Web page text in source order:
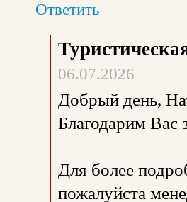
Ответить
06.07.2026
Добрый день,
Благодарим
Для более
пожалуйста